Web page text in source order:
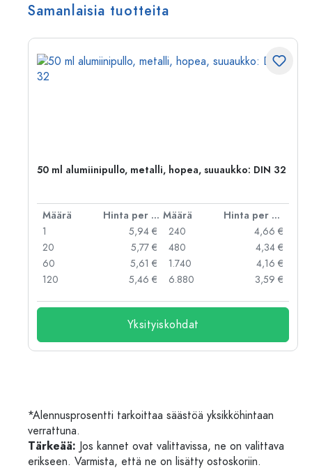
Samanlaisia tuotteita
50 ml alumiinipullo, metalli, hopea, suuaukko: DIN 32
Määrä Hinta per kpl Määrä
Hinta per kpl
1
5,94 €
20
5,77 €
60
5,61 €
120
5,46 €
240
4,66 €
480
4,34 €
1.740
4,16 €
6.880
3,59 €
Yksityiskohdat
*Alennusprosentti tarkoittaa säästöä yksikköhintaan
verrattuna.
Tärkeää: Jos kannet ovat valittavissa, ne on valittava
erikseen. Varmista, että ne on lisätty ostoskoriin.